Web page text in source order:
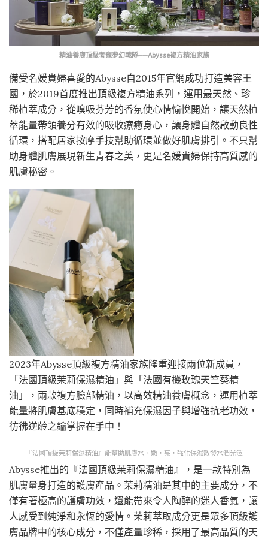
精油養膚頂級奢寵夢幻戰隊──Abysse複方精油家族
備受名媛貴婦喜愛的Abysse自2015年官網成功打造美容王
國，於2019首度推出頂級複方精油系列，運用最天然、珍
稀植萃成分，從嗅吸芬芳的香氛使心情愉悅開始，讓天然植
萃能量帶領養分有效的吸收療癒身心，讓身體自然啟動良性
循環，搭配居家按摩手技幫助循環並做好肌膚排引。不只幫
助身體肌膚展現新生青春之美，更是名媛貴婦保持高質感的
肌膚秘密。
2023年Abysse頂級複方精油家族隆重迎接兩位新成員，
「法國頂級茉莉保濕精油」與「法國有機玫瑰天竺葵精
油」，兩款複方臉部精油，以高效精油養膚概念，運用植萃
能量將肌膚基底穩定，同時補充保濕因子與增強抗老功效，
彷彿逆齡之鑰掌握在手中！
『法國頂級茉莉保濕精油』能幫助肌膚水、嫩，亮，強化保濕散發水潤光澤
Abysse推出的『法國頂級茉莉保濕精油』，是一款特別為
肌膚量身打造的護膚產品。茉莉精油是其中的主要成分，不
僅有著極高的護膚功效，還能帶來令人陶醉的迷人香氣，讓
人感受到純淨和永恆的愛情。茉莉萃取成分更是眾多頂級護
膚品牌中的核心成分，不僅產量珍稀，採用了最高品質的天